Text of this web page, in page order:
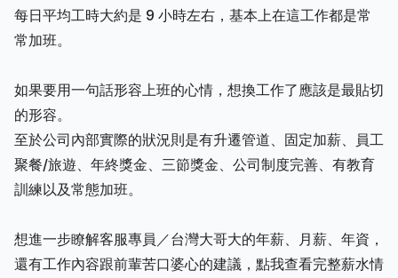
每日平均工時大約是 9 小時左右，基本上在這工作都是常
常加班。
如果要用一句話形容上班的心情，想換工作了應該是最貼切
的形容。
至於公司內部實際的狀況則是有升遷管道、固定加薪、員工
聚餐/旅遊、年終獎金、三節獎金、公司制度完善、有教育
訓練以及常態加班。
想進一步瞭解客服專員／台灣大哥大的年薪、月薪、年資，
還有工作內容跟前輩苦口婆心的建議，點我查看完整薪水情